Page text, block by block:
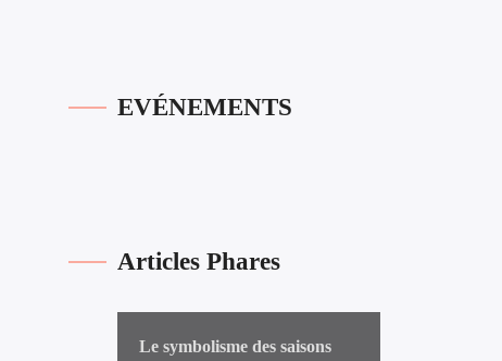
EVÉNEMENTS
Articles Phares
Le symbolisme des saisons